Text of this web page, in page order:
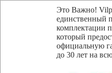
Это Важно!
единственный
комплектации
который
официальную
до 30 лет на
рейки
монтаж